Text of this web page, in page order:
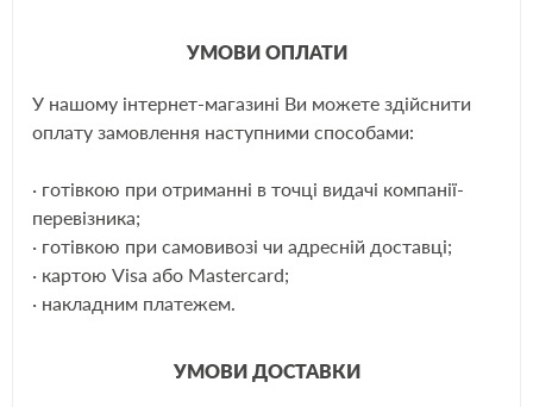
нефти (вязкость 32-35 мм2/с при 100°С), зимний — смесь
при 100 °С).
автомобилей тех лет (ГАЗ-АА, ЗИС-5 и др.) позволяла эксплуатацию
на недорогих смазочных маслах.
ЕЩЁ
УМОВИ ОПЛАТИ
У нашому інтернет-магазині Ви можете здійснити
оплату замовлення наступними способами:
· готівкою при отриманні в точці видачі компанії-
перевізника;
· готівкою при самовивозі чи адресній доставці;
· картою Visa або Mastercard;
· накладним платежем.
УМОВИ ДОСТАВКИ